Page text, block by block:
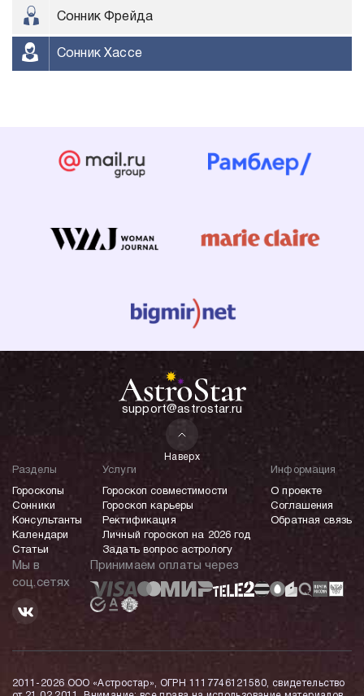
Сонник Фрейда
Сонник Хассе
support@astrostar.ru
Наверх
Разделы
Гороскопы
Сонники
Консультанты
Календари
Статьи
Услуги
Гороскоп совместимости
Гороскоп карьеры
Ректификация
Личный гороскоп на 2026 год
Задать вопрос астрологу
Информация
О проекте
Соглашения
Обратная связь
Мы в
соц.сетях
Принимаем оплаты через
2011-2026 ООО «Астростар», ОГРН 1117746121580, свидетельство